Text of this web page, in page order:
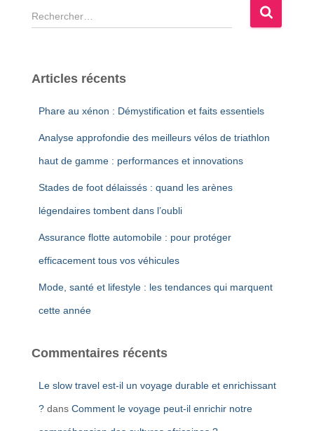
R
e
e
Articles récents
Phare au xénon : Démystification et faits essentiels
Analyse approfondie des meilleurs vélos de triathlon
haut de gamme : performances et innovations
Stades de foot délaissés : quand les arènes
légendaires tombent dans l’oubli
Assurance flotte automobile : pour protéger
efficacement tous vos véhicules
Mode, santé et lifestyle : les tendances qui marquent
cette année
Commentaires récents
Le slow travel est-il un voyage durable et enrichissant
? dans Comment le voyage peut-il enrichir notre